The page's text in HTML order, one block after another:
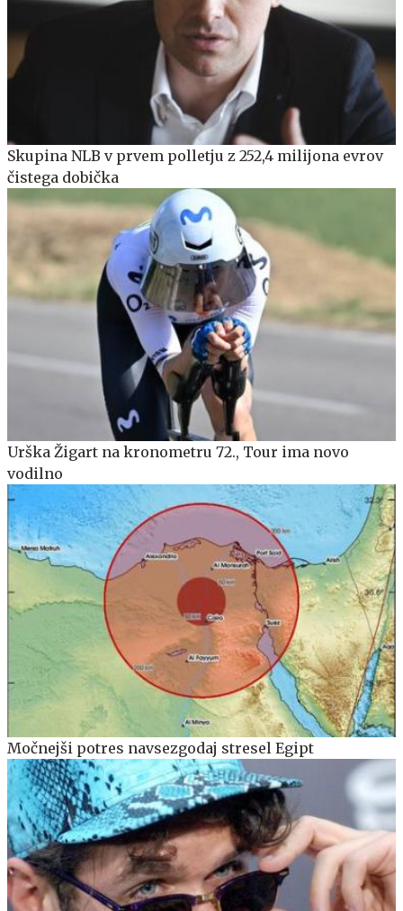
Skupina NLB v prvem polletju z 252,4 milijona evrov
čistega dobička
Urška Žigart na kronometru 72., Tour ima novo
vodilno
Močnejši potres navsezgodaj stresel Egipt